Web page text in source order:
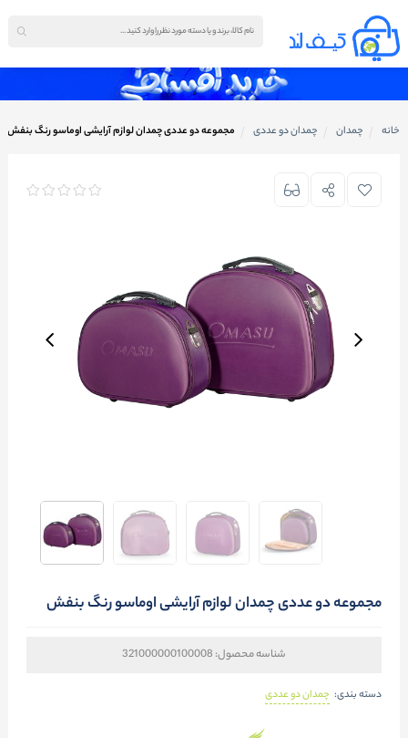
خانه چمدان چمدان دو عددی مجموعه دو عددی چمدان لوازم آرایشی اوماسو رنگ بنفش
مجموعه دو عددی چمدان لوازم آرایشی اوماسو رنگ بنفش
شناسه محصول: 321000000100008
دسته بندی: چمدان دو عددی